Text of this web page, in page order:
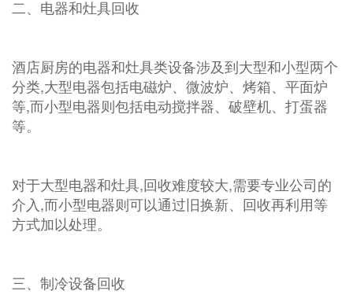
二、电器和灶具回收
酒店厨房的电器和灶具类设备涉及到大型和小型两个
分类,大型电器包括电磁炉、微波炉、烤箱、平面炉
等,而小型电器则包括电动搅拌器、破壁机、打蛋器
等。
对于大型电器和灶具,回收难度较大,需要专业公司的
介入,而小型电器则可以通过旧换新、回收再利用等
方式加以处理。
三、制冷设备回收